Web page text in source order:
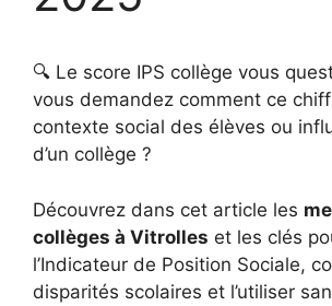
🔍 Le score IPS collège vous
vous demandez comment ce
contexte social des élèves ou
d’un collège ?
Découvrez dans cet article les
collèges à Vitrolles et les clés
l’Indicateur de Position Sociale,
disparités scolaires et l’utiliser